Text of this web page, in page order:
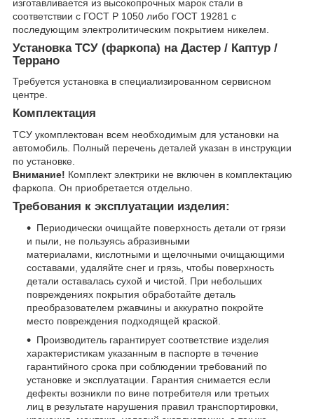
изготавливается из высокопрочных марок стали в
соответствии с ГОСТ Р 1050 либо ГОСТ 19281 с
последующим электролитическим покрытием никелем.
Установка ТСУ (фаркопа) на Дастер / Каптур /
Террано
Требуется установка в специализированном сервисном
центре.
Комплектация
ТСУ укомплектован всем необходимым для установки на
автомобиль. Полный перечень деталей указан в инструкции
по установке.
Внимание! Комплект электрики не включен в комплектацию
фаркопа. Он приобретается отдельно.
Требования к эксплуатации изделия:
Периодически очищайте поверхность детали от грязи
и пыли, не пользуясь абразивными
материалами, кислотными и щелочными очищающими
составами, удаляйте снег и грязь, чтобы поверхность
детали оставалась сухой и чистой. При небольших
повреждениях покрытия обработайте деталь
преобразователем ржавчины и аккуратно покройте
место повреждения подходящей краской.
Производитель гарантирует соответствие изделия
характеристикам указанным в паспорте в течение
гарантийного срока при соблюдении требований по
установке и эксплуатации. Гарантия снимается если
дефекты возникли по вине потребителя или третьих
лиц в результате нарушения правил транспортировки,